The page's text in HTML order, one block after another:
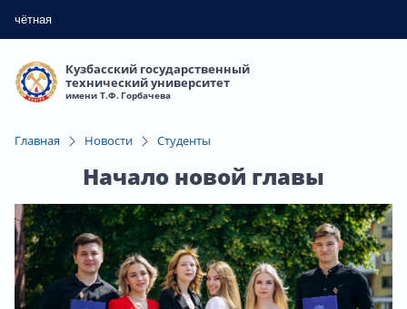
чётная
Кузбасский государственный
технический университет
имени Т.Ф. Горбачева
Главная Новости Студенты
Начало новой главы